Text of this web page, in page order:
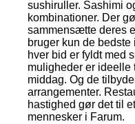
sushiruller. Sashimi
kombinationer. Der
sammensætte deres
bruger kun de bedste
hver bid er fyldt med
muligheder er ideelle
middag. Og de
arrangementer.
hastighed gør det til
mennesker i Farum.